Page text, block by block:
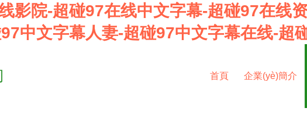
影院-超碰97在线中文字幕-超碰97在线
中文字幕人妻-超碰97中文字幕在线-超
首頁 企業(yè)簡介